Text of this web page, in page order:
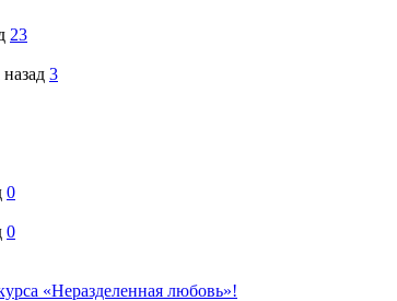
23
3
0
0
«Неразделенная любовь»!